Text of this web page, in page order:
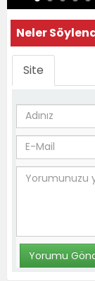
Neler
Site